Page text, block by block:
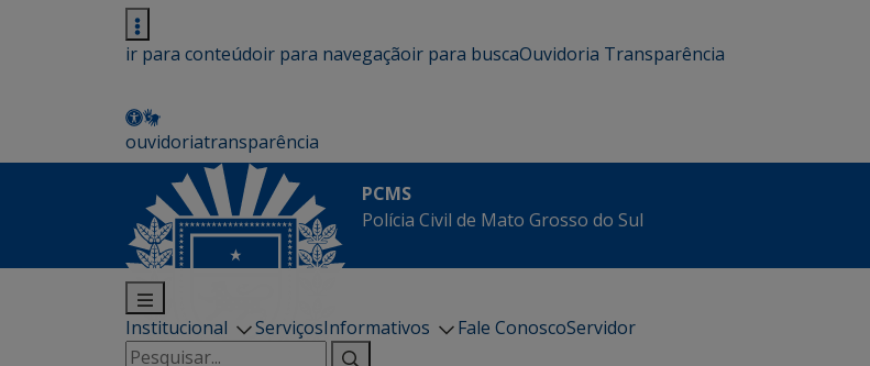
ir para conteúdoir para navegaçãoir para buscaOuvidoria Transparência
ouvidoriatransparência
PCMS
Polícia Civil de Mato Grosso do Sul
Institucional ServiçosInformativos Fale ConoscoServidor
Pesquisar